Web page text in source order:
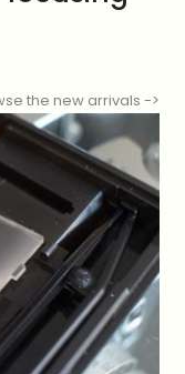
the new arrivals ->